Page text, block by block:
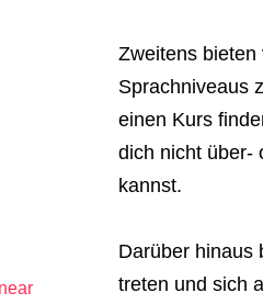
Zweitens bieten
Sprachniveaus
einen Kurs
dich nicht über-
kannst.
Darüber hinaus
treten und sich